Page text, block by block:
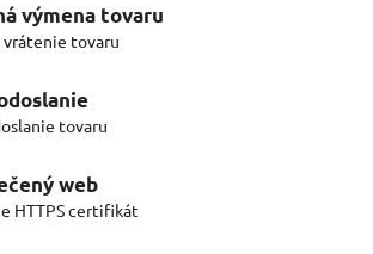
výmena tovaru
vrátenie tovaru
tovaru
web
HTTPS certifikát